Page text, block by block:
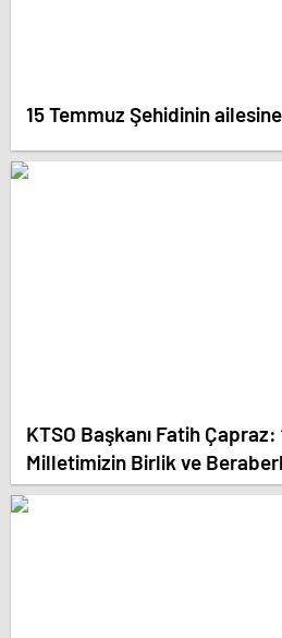
15 Temmuz Şehidinin
KTSO Başkanı Fatih Çapraz:
Milletimizin Birlik ve
Dünyaya Gösterdiği Gündür”